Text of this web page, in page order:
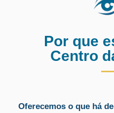
Por que
Centro
Oferecemos o que há